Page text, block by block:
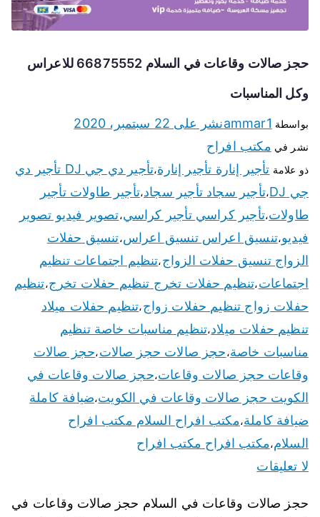
حجز صالات وقاعات في السلام 66875552 للاعراس
وكل المناسبات
بواسطة ammar1نشر على 22 سبتمبر، 2020
نشر في مكتب افراح
ذو علامة تأجير إنارة تأجير إنارة،
تأجير دي جي DJ تأجير دي
جي DJ
،تأجير سجاد تأجير سجاد،تأجير طاولات تأجير
طاولات،تأجير كراسي تأجير كراسي،تصوير فيديو تصوير
فيديو،تنسيق اعراس تنسيق اعراس،تنسيق حفلات
الزواج تنسيق حفلات الزواج،تنظيم اجتماعات تنظيم
اجتماعات،تنظيم حفلات تخرج تنظيم حفلات تخرج،تنظيم
حفلات زواج تنظيم حفلات زواج،تنظيم حفلات ميلاد
تنظيم حفلات ميلاد،تنظيم مناسبات خاصة تنظيم
مناسبات خاصة،حجز صالات حجز صالات،حجز صالات
وقاعات حجز صالات وقاعات،حجز صالات وقاعات في
الكويت حجز صالات وقاعات في الكويت،ضيافة كاملة
ضيافة كاملة،مكتب افراح السلام مكتب افراح
السلام،مكتب افراح مكتب افراح
لا تعليقات
حجز صالات وقاعات في السلام حجز صالات وقاعات في